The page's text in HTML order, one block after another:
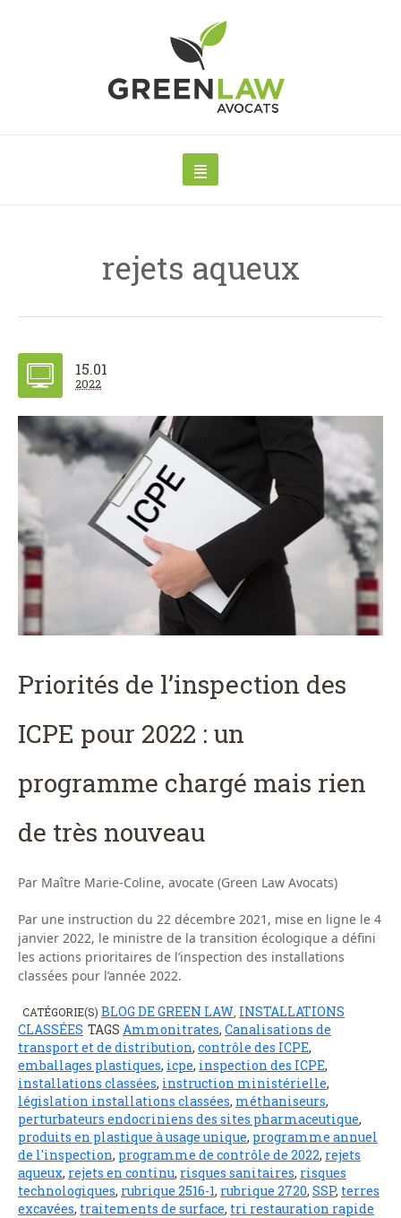
rejets aqueux
15.01
2022
Priorités de l’inspection des
ICPE pour 2022 : un
programme chargé mais rien
de très nouveau
Par Maître Marie-Coline, avocate (Green Law Avocats)
Par une instruction du 22 décembre 2021, mise en ligne le 4
janvier 2022, le ministre de la transition écologique a défini
les actions prioritaires de l’inspection des installations
classées pour l’année 2022.
CATÉGORIE(S) BLOG DE GREEN LAW INSTALLATIONS
CLASSÉES TAGS Ammonitrates, Canalisations de
transport et de distribution, contrôle des ICPE,
emballages plastiques, icpe, inspection des ICPE,
installations classées, instruction ministérielle,
législation installations classées, méthaniseurs,
perturbateurs endocriniens des sites pharmaceutique,
produits en plastique à usage unique, programme annuel
de l'inspection, programme de contrôle de 2022, rejets
aqueux, rejets en continu, risques sanitaires, risques
technologiques, rubrique 2516-1, rubrique 2720, SSP, terres
excavées, traitements de surface, tri restauration rapide